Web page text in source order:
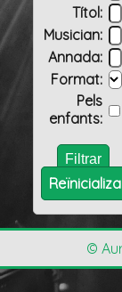
Títol:
Musician:
Annada:
Format:
Pels
enfants:
©